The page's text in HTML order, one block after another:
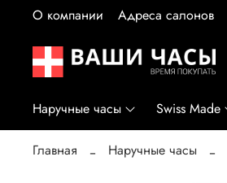
О компании Адреса салонов
Наручные часы Swiss Made
Главная Наручные часы